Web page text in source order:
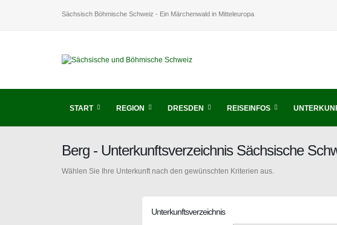
Sächsisch Böhmische Schweiz - Ein Märchenwald in Mitteleuropa
START REGION DRESDEN REISEINFOS
Berg - Unterkunftsverzeichnis Sächsische
Wählen Sie Ihre Unterkunft nach den gewünschten Kriterien aus.
Unterkunftsverzeichnis